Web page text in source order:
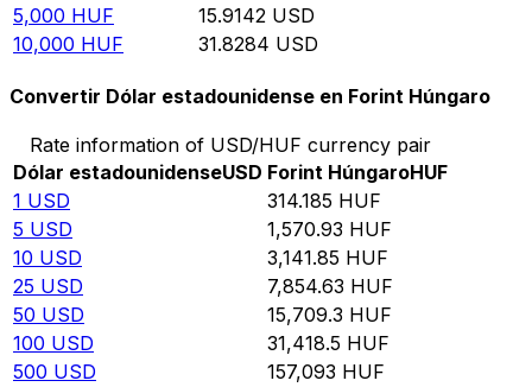
5,000 HUF 15.9142 USD
10,000 HUF 31.8284 USD
Convertir Dólar estadounidense en Forint Húngaro
Rate information of USD/HUF currency pair
Dólar estadounidenseUSD Forint HúngaroHUF
1 USD 314.185 HUF
5 USD 1,570.93 HUF
10 USD 3,141.85 HUF
25 USD 7,854.63 HUF
50 USD 15,709.3 HUF
100 USD 31,418.5 HUF
500 USD 157,093 HUF